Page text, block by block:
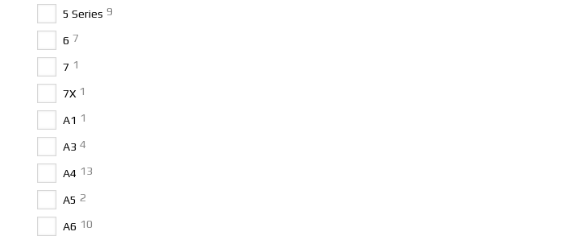
5 Series 9
6 7
7 1
7X 1
A1 1
A3 4
A4 13
A5 2
A6 10